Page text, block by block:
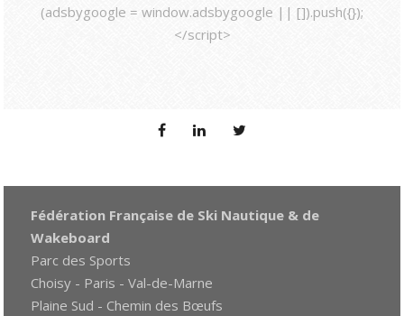
(adsbygoogle = window.adsbygoogle || []).push({});
</script>
Fédération Française de Ski Nautique & de
Wakeboard
Parc des Sports
Choisy - Paris - Val-de-Marne
Plaine Sud - Chemin des Bœufs